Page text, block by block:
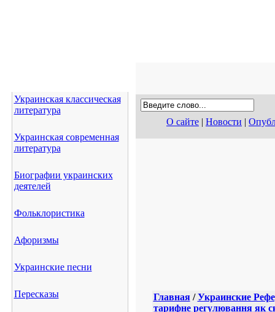
Украинская классическая
литература
Украинская современная
литература
Биографии украинских
деятелей
Фольклористика
Афоризмы
Украинские песни
Пересказы
О сайте | Новости |
Главная/Украинские
тарифне регулювання як